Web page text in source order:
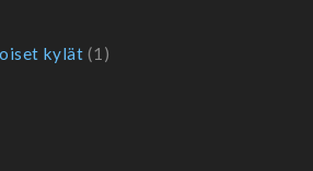
kylät (1)